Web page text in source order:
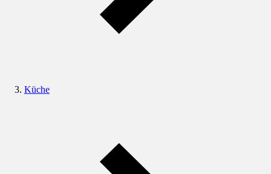
Küche